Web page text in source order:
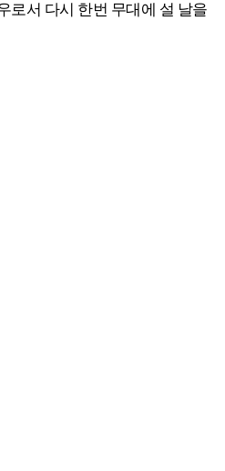
로서 다시 한번 무대에 설 날을